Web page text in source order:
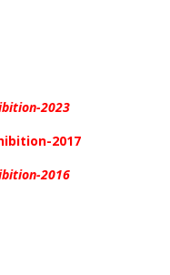
2023
2017
2016